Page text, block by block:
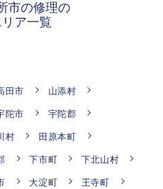
市の修理の
ア一覧
田市
山添村
陀市
宇陀郡
村
田原本町
下市町
下北山村
大淀町
王寺町